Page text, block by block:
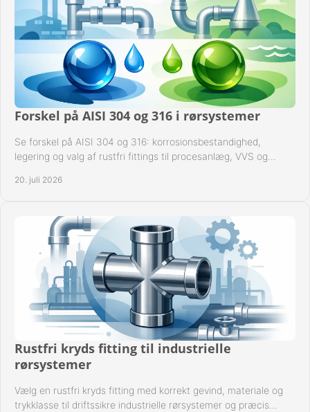
Forskel på AISI 304 og 316 i rørsystemer
Se forskel på AISI 304 og 316: korrosionsbestandighed,
legering og valg af rustfri fittings til procesanlæg, VVS og
20. juli 2026
Rustfri kryds fitting til industrielle
rørsystemer
Vælg en rustfri kryds fitting med korrekt gevind, materiale og
trykklasse til driftssikre industrielle rørsystemer og præcis